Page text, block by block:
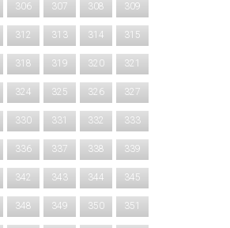
306 307 308 309
312 313 314 315
318 319 320 321
324 325 326 327
330 331 332 333
336 337 338 339
342 343 344 345
348 349 350 351